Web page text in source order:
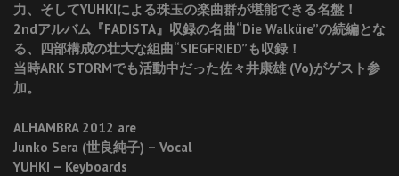
力、そしてYUHKIによる珠玉の楽曲群が堪能できる名盤！
2ndアルバム『FADISTA』収録の名曲“Die Walküre”の続編とな
る、四部構成の壮大な組曲“SIEGFRIED”も収録！
当時ARK STORMでも活動中だった佐々井康雄 (Vo)がゲスト参
加。
ALHAMBRA 2012 are
Junko Sera (世良純子) – Vocal
YUHKI – Keyboards